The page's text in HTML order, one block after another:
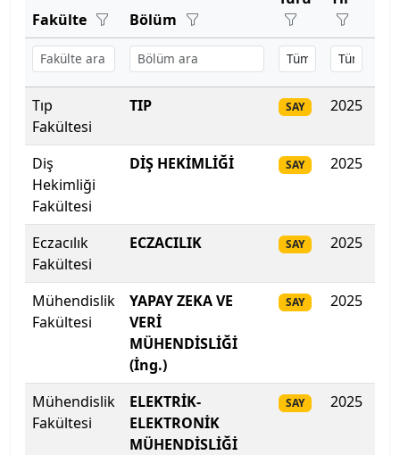
Başkent Üniversitesi
Başkent Üniversitesi
Başkent Üniversitesi
Batman Üniversitesi
Bayburt Üniversitesi
Beykoz Üniversitesi
Bezm-İ Alem Vakıf Üniversitesi
Bilecik Şeyh Edebali Üniversitesi
Bingöl Üniversitesi
Biruni Üniversitesi
Fakülte Bölüm
Tıp
Fakültesi
TIP SAY 2025
Diş
Hekimliği
Fakültesi
DİŞ HEKİMLİĞİ SAY 2025
Eczacılık
Fakültesi
ECZACILIK SAY 2025
Mühendislik
Fakültesi
YAPAY ZEKA VE
VERİ
MÜHENDİSLİĞİ
(İng.)
SAY 2025
Mühendislik
Fakültesi
ELEKTRİK-
ELEKTRONİK
MÜHENDİSLİĞİ
SAY 2025